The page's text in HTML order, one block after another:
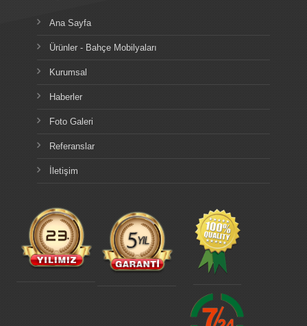
Ana Sayfa
Ürünler - Bahçe Mobilyaları
Kurumsal
Haberler
Foto Galeri
Referanslar
İletişim